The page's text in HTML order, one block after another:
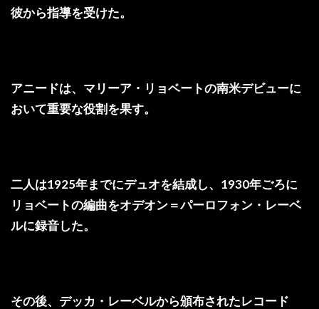
彼から指導を受けた。
アニードは、マリーア・リョベートの南米デビューに
おいて重要な役割を果す。
二人は1925年までにデュオを結成し、1930年ごろに
リョベートの編曲をオデオン＝パーロフォン・レーベ
ルに録音した。
その後、デッカ・レーベルから頒布されたレコード